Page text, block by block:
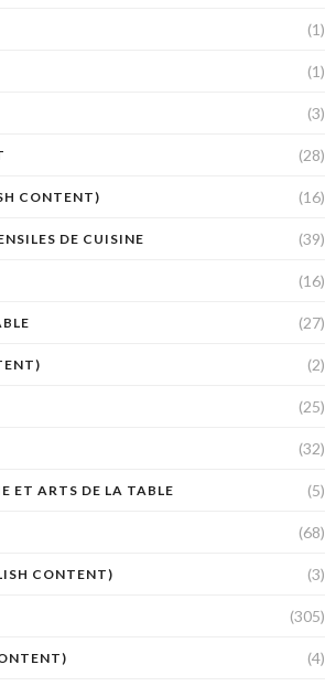
(1)
(1)
(3)
(28)
CONTENT) (16)
DE CUISINE (39)
(16)
(27)
(2)
(25)
(32)
ET ARTS DE LA TABLE (5)
(68)
CONTENT) (3)
(305)
(4)